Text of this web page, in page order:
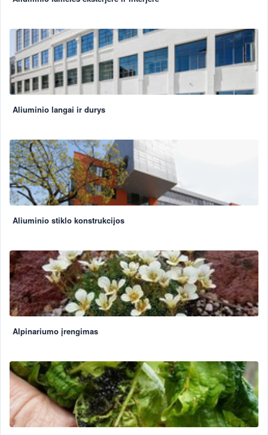
Aliuminio langai ir durys
Aliuminio stiklo konstrukcijos
Alpinariumo įrengimas